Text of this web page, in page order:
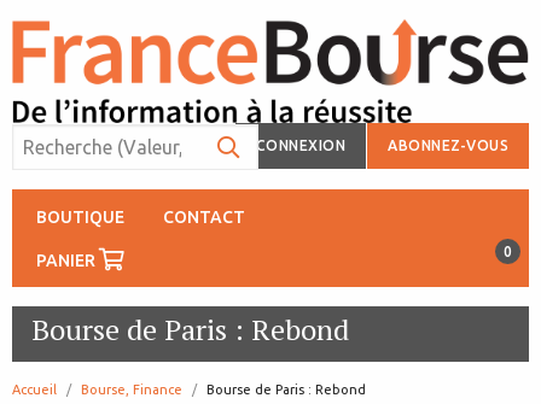
CONNEXION ABONNEZ-VOUS
BOUTIQUE CONTACT
PANIER 0
Bourse de Paris : Rebond
Accueil Bourse, Finance page:
Bourse de Paris : Rebond